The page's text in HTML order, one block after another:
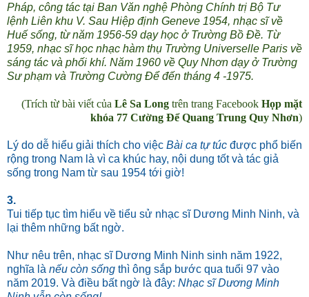
Pháp, công tác tại Ban Văn nghệ Phòng Chính trị Bộ Tư
lệnh Liên khu V. Sau Hiệp định Geneve 1954, nhạc sĩ về
Huế sống, từ năm 1956-59 dạy học ở Trường Bồ Đề. Từ
1959, nhạc sĩ học nhạc hàm thụ Trường Universelle Paris về
sáng tác và phối khí. Năm 1960 về Quy Nhơn dạy ở Trường
Sư phạm và Trường Cường Để đến tháng 4 -1975.
(Trích từ bài viết của Lê Sa Long trên trang Facebook Họp mặt
khóa 77 Cường Để Quang Trung Quy Nhơn)
Lý do dễ hiểu giải thích cho việc Bài ca tự túc được phổ biến
rộng trong Nam là vì ca khúc hay, nội dung tốt và tác giả
sống trong Nam từ sau 1954 tới giờ!
3.
Tui tiếp tục tìm hiểu về tiểu sử nhạc sĩ Dương Minh Ninh, và
lại thêm những bất ngờ.
Như nêu trên, nhạc sĩ Dương Minh Ninh sinh năm 1922,
nghĩa là nếu còn sống thì ông sắp bước qua tuổi 97 vào
năm 2019. Và điều bất ngờ là đây: Nhạc sĩ Dương Minh